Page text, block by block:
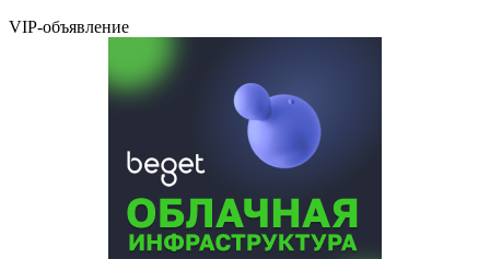
VIP-объявление